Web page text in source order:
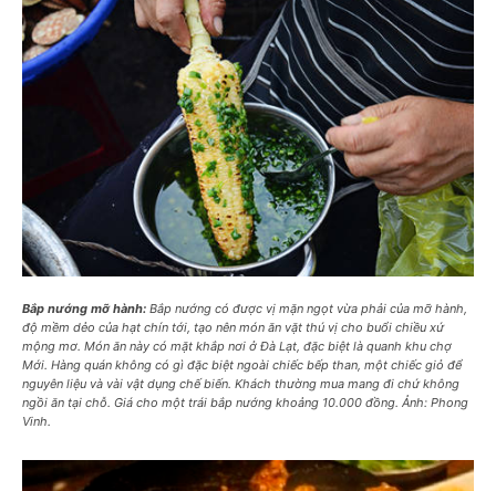
Bắp nướng mỡ hành: Bắp nướng có được vị mặn ngọt vừa phải của mỡ hành,
độ mềm dẻo của hạt chín tới, tạo nên món ăn vặt thú vị cho buổi chiều xứ
mộng mơ. Món ăn này có mặt khắp nơi ở Đà Lạt, đặc biệt là quanh khu chợ
Mới. Hàng quán không có gì đặc biệt ngoài chiếc bếp than, một chiếc giỏ để
nguyên liệu và vài vật dụng chế biến. Khách thường mua mang đi chứ không
ngồi ăn tại chỗ. Giá cho một trái bắp nướng khoảng 10.000 đồng. Ảnh: Phong
Vinh.